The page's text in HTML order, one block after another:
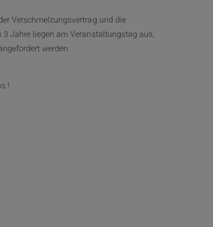
Verschmelzungsvertrag und die
Jahre liegen am Veranstaltungstag aus,
werden.
!